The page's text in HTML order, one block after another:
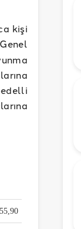
kişi